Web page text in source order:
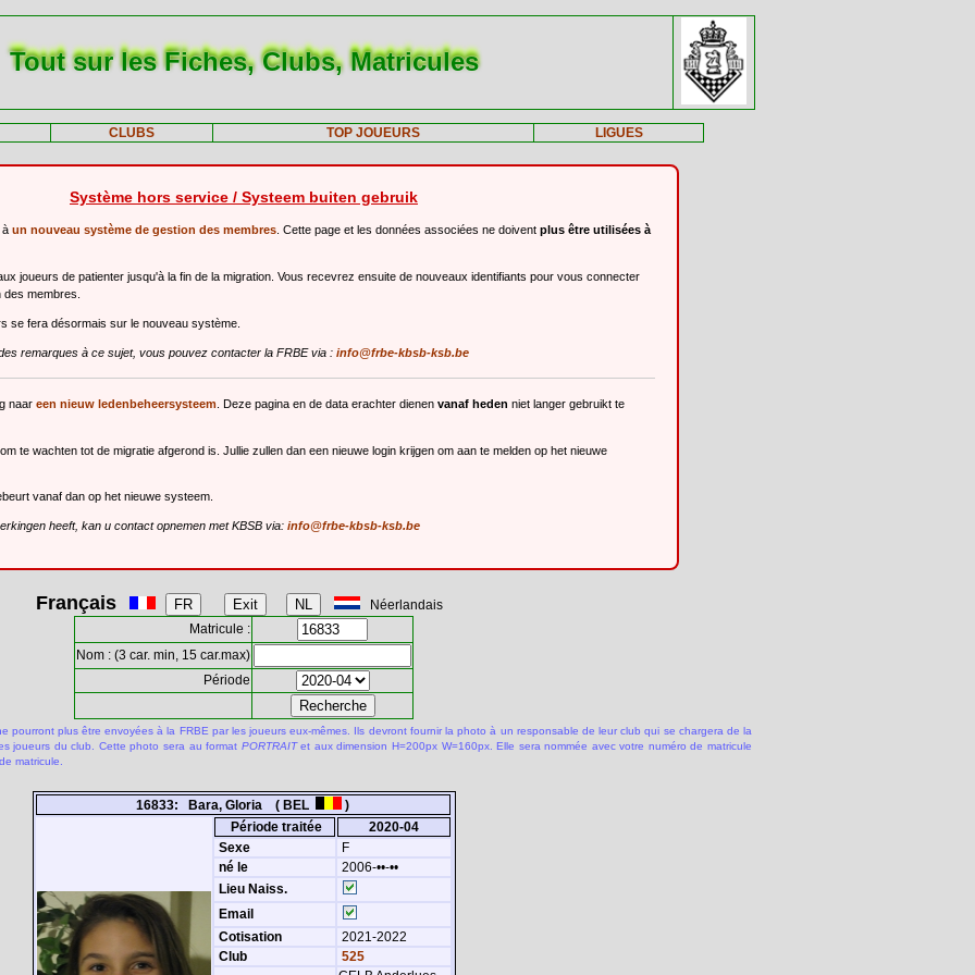
Tout sur les Fiches, Clubs, Matricules
CLUBS TOP JOUEURS LIGUES
Système hors service / Systeem buiten gebruik
à un nouveau système de gestion des membres . Cette page et les données associées ne doivent plus être utilisées à
joueurs de patienter jusqu'à la fin de la migration. Vous recevrez ensuite de nouveaux identifiants pour vous connecter
membres.
se fera désormais sur le nouveau système.
remarques à ce sujet, vous pouvez contacter la FRBE via : info@frbe-kbsb-ksb.be
naar een nieuw ledenbeheersysteem . Deze pagina en de data erachter dienen vanaf heden niet langer gebruikt te
te wachten tot de migratie afgerond is. Jullie zullen dan een nieuwe login krijgen om aan te melden op het nieuwe
vanaf dan op het nieuwe systeem.
heeft, kan u contact opnemen met KBSB via: info@frbe-kbsb-ksb.be
Français
Néerlandais
Matricule :
Nom : (3 car. min, 15 car.max)
Période
pourront plus être envoyées à la FRBE par les joueurs eux-mêmes. Ils devront fournir la photo à un responsable de leur club qui se chargera de la
joueurs du club. Cette photo sera au format PORTRAITet aux dimension H=200px W=160px. Elle sera nommée avec votre numéro de matricule
matricule.
16833: Bara, Gloria ( BEL
)
Période traitée
2020-04
Sexe
F
né le
2006-••-••
Lieu Naiss.
Email
Cotisation
2021-2022
Club
525